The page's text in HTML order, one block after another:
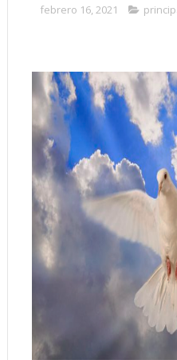
febrero 16, 2021